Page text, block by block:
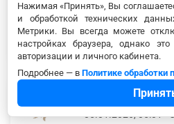
Длительность
00:35:31 5.29
·05.01.2026, 05:01·
Нажимая «Принять», Вы
и обработкой технических
Метрики. Вы всегда можете
настройках браузера, однако
авторизации и личного кабинета.
Подробнее — в Политике обработки